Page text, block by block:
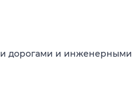
дорогами и инженерными